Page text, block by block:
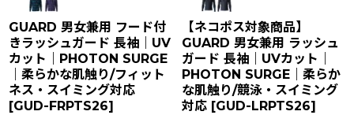
GUARD 男女兼用 フード付
きラッシュガード 長袖｜UV
カット｜PHOTON SURGE
｜柔らかな肌触り/フィット
ネス・スイミング対応
[GUD-FRPTS26]
【ネコポス対象商品】
GUARD 男女兼用 ラッシュ
ガード 長袖｜UVカット｜
PHOTON SURGE｜柔らか
な肌触り/競泳・スイミング
対応 [GUD-LRPTS26]